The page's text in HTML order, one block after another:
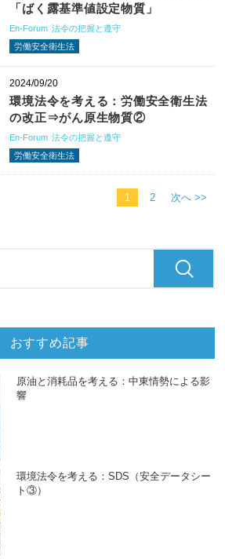
「ばく露基準値設定物質」
En-Forum 法令の把握と遵守
労働安全衛生法
2024/09/20
環境法令を考える：労働安全衛生法
の改正⇒がん原生物質②
En-Forum 法令の把握と遵守
労働安全衛生法
1 2 次へ >>
おすすめ記事
原油と消耗品を考える：中東情勢による影
響
環境法令を考える：SDS（安全データシー
ト③）